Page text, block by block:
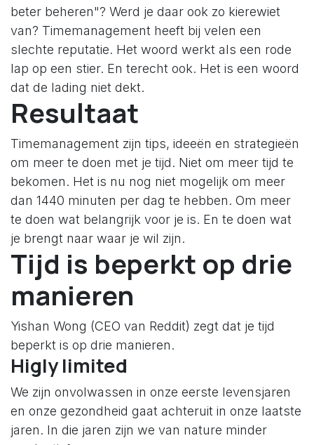
beter beheren"? Werd je daar ook zo kierewiet
van? Timemanagement heeft bij velen een
slechte reputatie. Het woord werkt als een rode
lap op een stier. En terecht ook. Het is een woord
dat de lading niet dekt.
Resultaat
Timemanagement zijn tips, ideeën en strategieën
om meer te doen met je tijd. Niet om meer tijd te
bekomen. Het is nu nog niet mogelijk om meer
dan 1440 minuten per dag te hebben. Om meer
te doen wat belangrijk voor je is. En te doen wat
je brengt naar waar je wil zijn.
Tijd is beperkt op drie
manieren
Yishan Wong (CEO van Reddit) zegt dat je tijd
beperkt is op drie manieren.
Higly limited
We zijn onvolwassen in onze eerste levensjaren
en onze gezondheid gaat achteruit in onze laatste
jaren. In die jaren zijn we van nature minder